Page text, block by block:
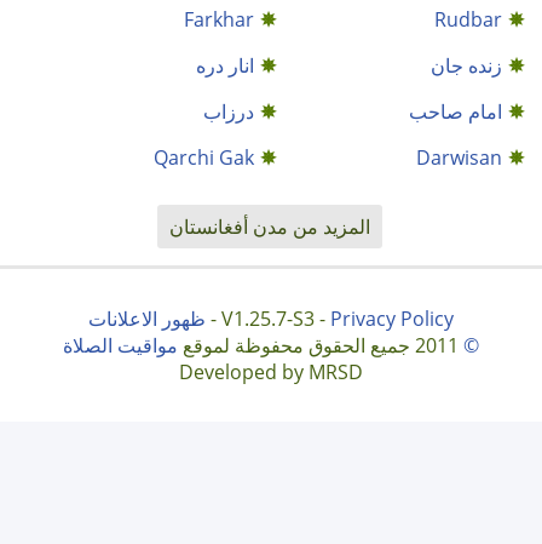
Rudbar
Farkhar
زنده جان
انار دره
امام صاحب
درزاب
Darwisan
Qarchi Gak
المزيد من مدن أفغانستان
V1.25.7-S3 - Privacy Policy
- ظهور الاعلانات
©
مواقيت الصلاة
Developed by MRSD